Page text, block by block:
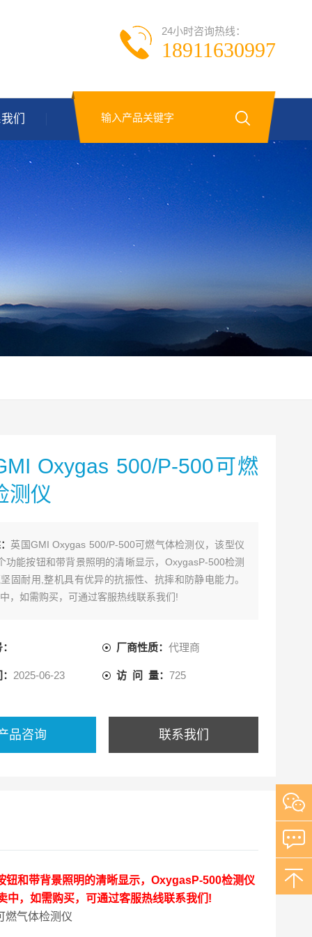
24小时咨询热线：
18911630997
们
Oxygas 500/P-500可燃
测仪
英国GMI Oxygas 500/P-500可燃气体检测仪，该型仪
功能按钮和带背景照明的清晰显示，OxygasP-500检测
固耐用,整机具有优异的抗振性、抗摔和防静电能力。
，如需购买，可通过客服热线联系我们!
厂商性质：代理商
2025-06-23 访 问 量：725
品咨询 联系我们
钮和带背景照明的清晰显示，OxygasP-500检测仪
中，如需购买，可通过客服热线联系我们!